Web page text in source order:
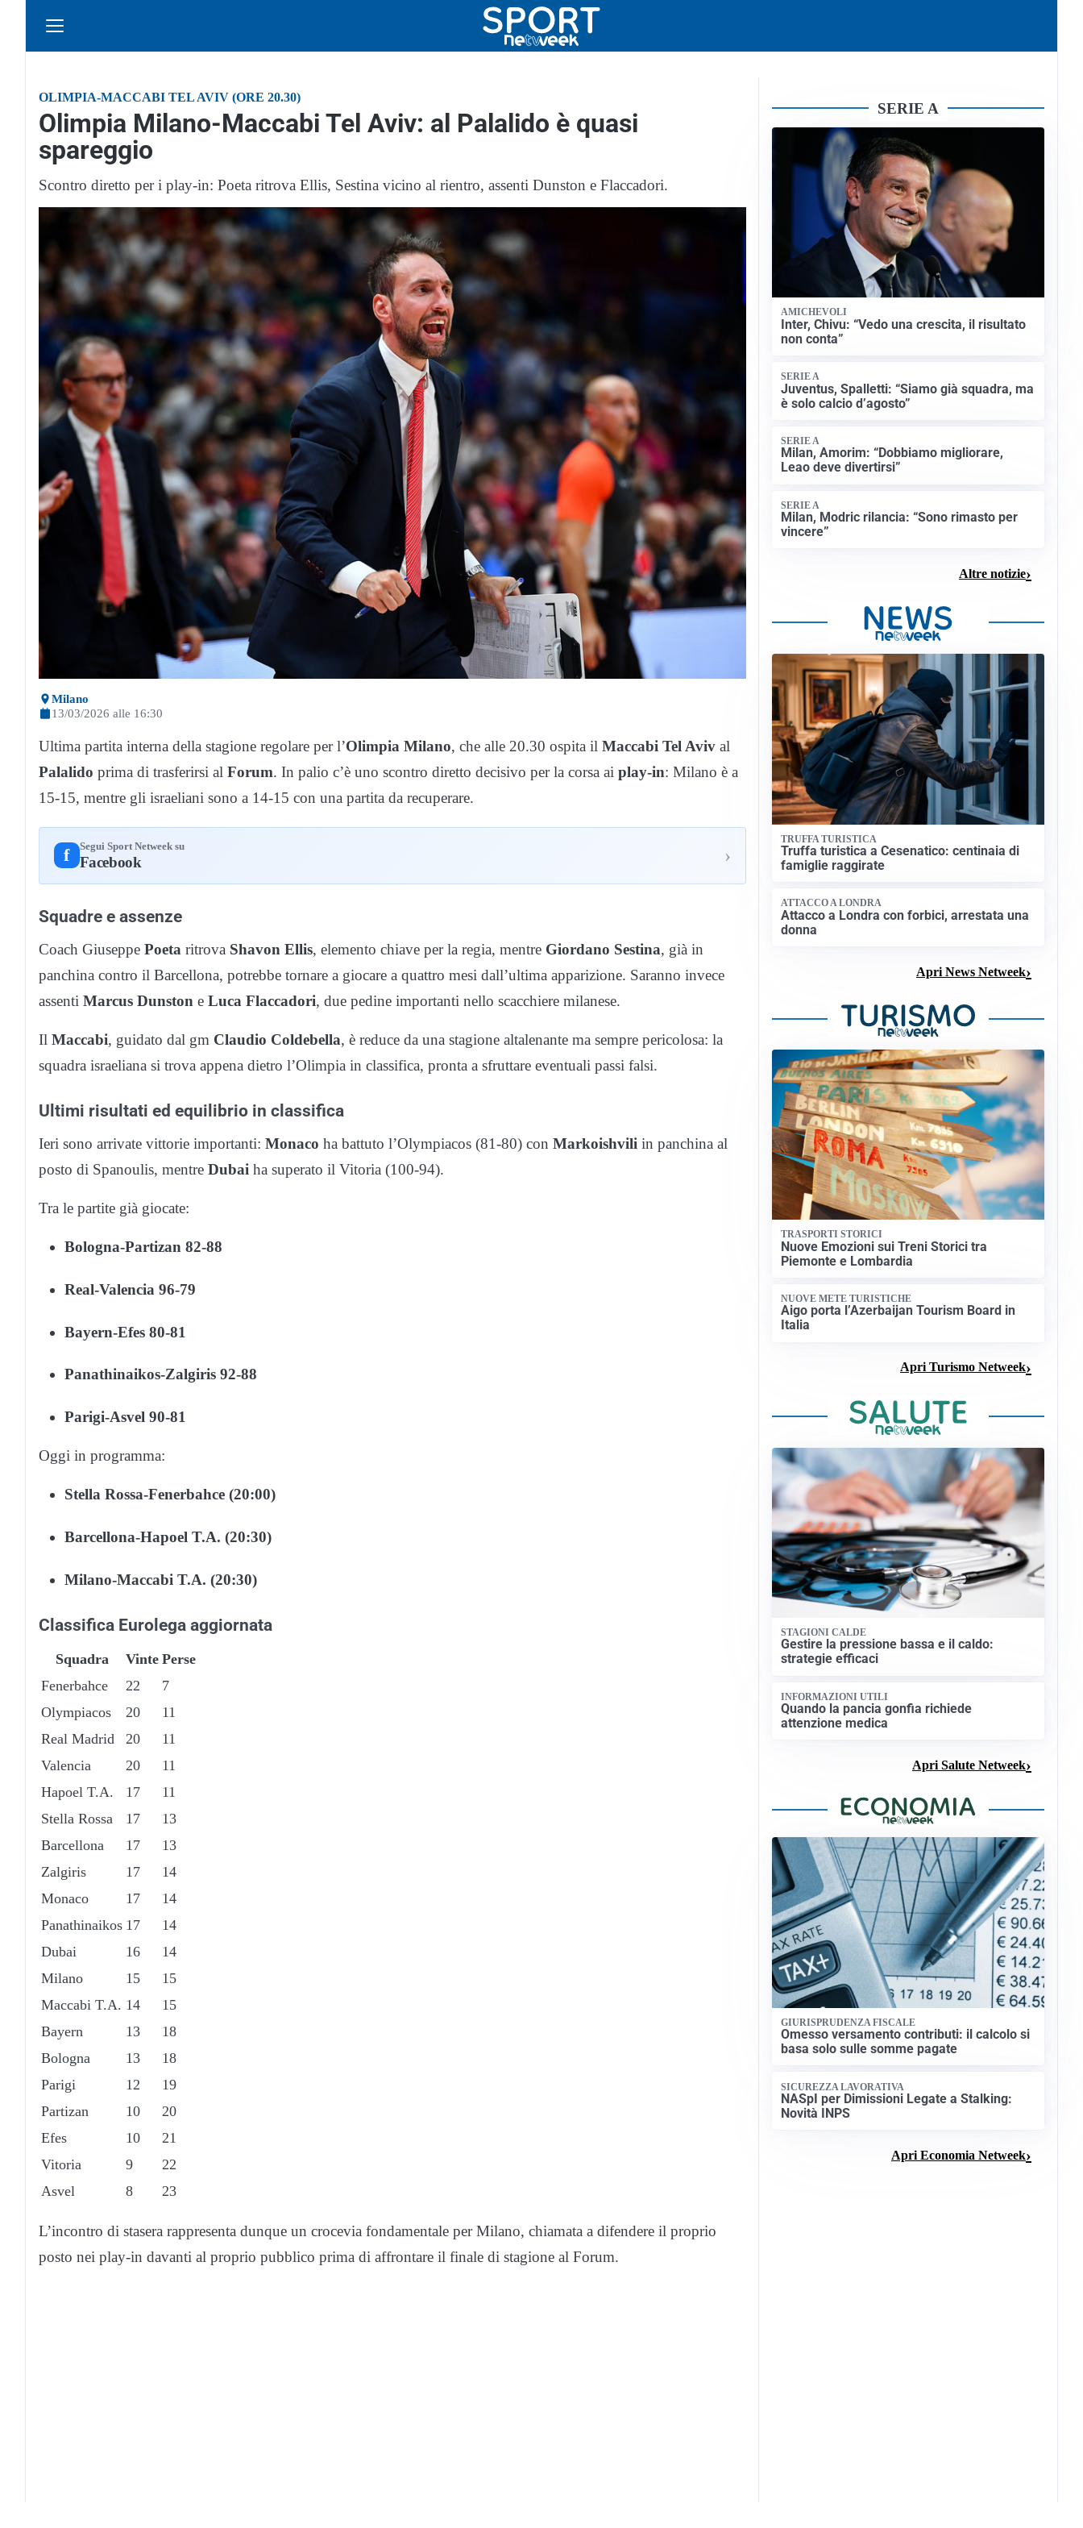
OLIMPIA-MACCABI TEL AVIV (ORE 20.30)
Olimpia Milano-Maccabi Tel Aviv: al Palalido è quasi
spareggio
Scontro diretto per i play-in: Poeta ritrova Ellis, Sestina vicino al rientro, assenti Dunston e Flaccadori.
Milano
13/03/2026 alle 16:30
Ultima partita interna della stagione regolare per l’Olimpia Milano, che alle 20.30 ospita il Maccabi Tel Aviv al
Palalido prima di trasferirsi al Forum. In palio c’è uno scontro diretto decisivo per la corsa ai play-in: Milano è a
15-15, mentre gli israeliani sono a 14-15 con una partita da recuperare.
f Segui Sport Netweek su
Facebook ›
Squadre e assenze
Coach Giuseppe Poeta ritrova Shavon Ellis, elemento chiave per la regia, mentre Giordano Sestina, già in
panchina contro il Barcellona, potrebbe tornare a giocare a quattro mesi dall’ultima apparizione. Saranno invece
assenti Marcus Dunston e Luca Flaccadori, due pedine importanti nello scacchiere milanese.
Il Maccabi, guidato dal gm Claudio Coldebella, è reduce da una stagione altalenante ma sempre pericolosa: la
squadra israeliana si trova appena dietro l’Olimpia in classifica, pronta a sfruttare eventuali passi falsi.
Ultimi risultati ed equilibrio in classifica
Ieri sono arrivate vittorie importanti: Monaco ha battuto l’Olympiacos (81-80) con Markoishvili in panchina al
posto di Spanoulis, mentre Dubai ha superato il Vitoria (100-94).
Tra le partite già giocate:
Bologna-Partizan 82-88
Real-Valencia 96-79
Bayern-Efes 80-81
Panathinaikos-Zalgiris 92-88
Parigi-Asvel 90-81
Oggi in programma:
Stella Rossa-Fenerbahce (20:00)
Barcellona-Hapoel T.A. (20:30)
Milano-Maccabi T.A. (20:30)
Classifica Eurolega aggiornata
Squadra Vinte Perse
Fenerbahce
22
7
Olympiacos
20
11
Real Madrid
20
11
Valencia
20
11
Hapoel T.A.
17
11
Stella Rossa
17
13
Barcellona
17
13
Zalgiris
17
14
Monaco
17
14
Panathinaikos 17
14
Dubai
16
14
Milano
15
15
Maccabi T.A. 14
15
Bayern
13
18
Bologna
13
18
Parigi
12
19
Partizan
10
20
Efes
10
21
Vitoria
9
22
Asvel
8 23
L’incontro di stasera rappresenta dunque un crocevia fondamentale per Milano, chiamata a difendere il proprio
posto nei play-in davanti al proprio pubblico prima di affrontare il finale di stagione al Forum.
SERIE A
AMICHEVOLI
Inter, Chivu: “Vedo una crescita, il risultato
non conta”
SERIE A
Juventus, Spalletti: “Siamo già squadra, ma
è solo calcio d’agosto”
SERIE A
Milan, Amorim: “Dobbiamo migliorare,
Leao deve divertirsi”
SERIE A
Milan, Modric rilancia: “Sono rimasto per
vincere”
Altre notizie
TRUFFA TURISTICA
Truffa turistica a Cesenatico: centinaia di
famiglie raggirate
ATTACCO A LONDRA
Attacco a Londra con forbici, arrestata una
donna
Apri News Netweek
TRASPORTI STORICI
Nuove Emozioni sui Treni Storici tra
Piemonte e Lombardia
NUOVE METE TURISTICHE
Aigo porta l’Azerbaijan Tourism Board in
Italia
Apri Turismo Netweek
STAGIONI CALDE
Gestire la pressione bassa e il caldo:
strategie efficaci
INFORMAZIONI UTILI
Quando la pancia gonfia richiede
attenzione medica
Apri Salute Netweek
GIURISPRUDENZA FISCALE
Omesso versamento contributi: il calcolo si
basa solo sulle somme pagate
SICUREZZA LAVORATIVA
NASpI per Dimissioni Legate a Stalking:
Novità INPS
Apri Economia Netweek